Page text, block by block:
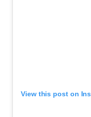
View this post on